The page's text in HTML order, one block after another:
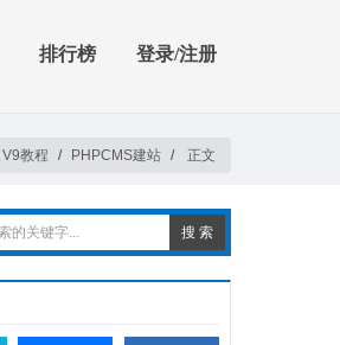
排行榜 登录/注册
V9教程 / PHPCMS建站 / 正文